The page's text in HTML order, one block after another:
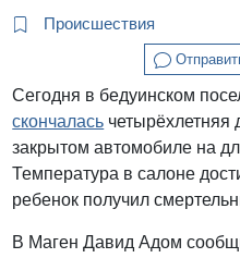
Происшествия
Сегодня в бедуинском
скончалась четырёхлетняя
закрытом автомобиле на
Температура в салоне
ребенок получил
В Маген Давид Адом